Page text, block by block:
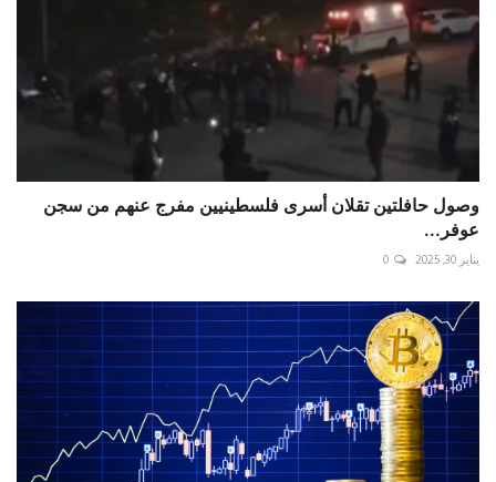
وصول حافلتين تقلان أسرى فلسطينيين مفرج عنهم من سجن
عوفر...
يناير 30, 2025 0